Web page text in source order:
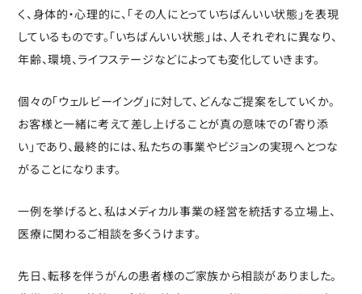
く、身体的・心理的に、「その人にとっていちばんいい状態」を表現
しているものです。「いちばんいい状態」は、人それぞれに異なり、
年齢、環境、ライフステージなどによっても変化していきます。
個々の「ウェルビーイング」に対して、どんなご提案をしていくか。
お客様と一緒に考えて差し上げることが真の意味での「寄り添
い」であり、最終的には、私たちの事業やビジョンの実現へとつな
がることになります。
一例を挙げると、私はメディカル事業の経営を統括する立場上、
医療に関わるご相談を多くうけます。
先日、転移を伴うがんの患者様のご家族から相談がありました。